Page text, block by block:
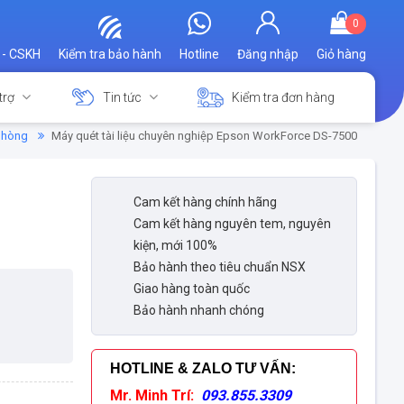
0
Giỏ hàng
Đăng nhập
Hotline
Kiểm tra bảo hành
CSKH
Tin tức Kiểm tra đơn hàng
Máy quét tài liệu chuyên nghiệp Epson WorkForce DS-7500
Cam kết hàng chính hãng
Cam kết hàng nguyên tem, nguyên
kiện, mới 100%
Bảo hành theo tiêu chuẩn NSX
Giao hàng toàn quốc
Bảo hành nhanh chóng
HOTLINE & ZALO TƯ VẤN :
Mr. Minh Trí: 093.855.3309